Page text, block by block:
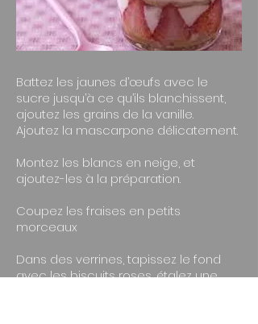
Battez les jaunes d’œufs avec le
sucre jusqu’à ce qu’ils blanchissent,
ajoutez les grains de la vanille.
Ajoutez la mascarpone délicatement.
Montez les blancs en neige, et
ajoutez-les à la préparation.
Coupez les fraises en petits
morceaux
Dans des verrines, tapissez le fond
avec les biscuits roses, étalez une